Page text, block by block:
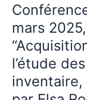
28
mai
2025,
12h30/13h30
“Les
reliefs
mars
l’étude
inventaire,